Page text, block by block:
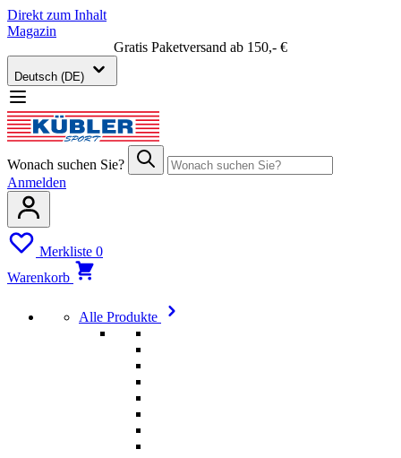
Direkt zum Inhalt
Magazin
Gratis Paketversand ab 150,- €
Deutsch (DE)
Wonach suchen Sie?
Anmelden
Merkliste 0
Warenkorb
Alle Produkte